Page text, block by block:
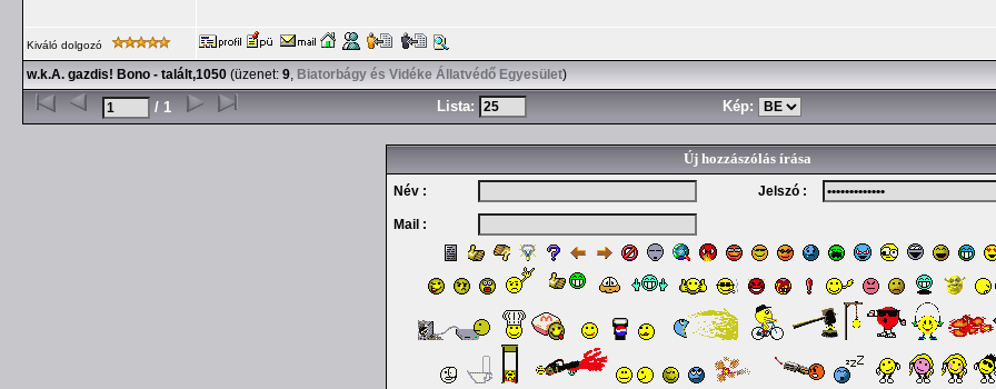
Kiváló dolgozó
w.k.A. gazdis! Bono - talált,1050 (üzenet: 9, Biatorbágy és Vidéke Állatvédő Egyesület)
/ 1 Lista: Kép:
Új hozzászólás írása
Név : Jelszó :
Mail :